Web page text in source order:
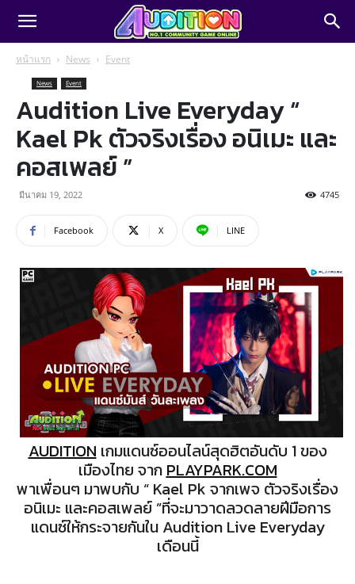
หน้าแรก News Event
News Event
Audition Live Everyday “
Kael Pk ตัวจริงเรื่อง อนิเมะ และ
คอสเพลย์ ”
มีนาคม 19, 2022 4745
Facebook X LINE
AUDITION เกมแดนซ์ออนไลน์สุดฮิตอันดับ 1 ของ
เมืองไทย จาก PLAYPARK.COM
พาเพื่อนๆ มาพบกับ “ Kael Pk จากเพจ ตัวจริงเรื่อง
อนิเมะ และคอสเพลย์ ”ที่จะมาวาดลวดลายฝีมือการ
แดนซ์ให้กระจายกันใน Audition Live Everyday
เดือนนี้